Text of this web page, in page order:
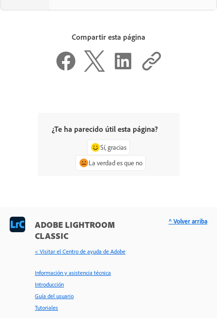
Compartir esta página
¿Te ha parecido útil esta página?
Sí, gracias
La verdad es que no
ADOBE LIGHTROOM
CLASSIC
< Visitar el Centro de ayuda de Adobe
Información y asistencia técnica
Introducción
Guía del usuario
Tutoriales
^ Volver arriba